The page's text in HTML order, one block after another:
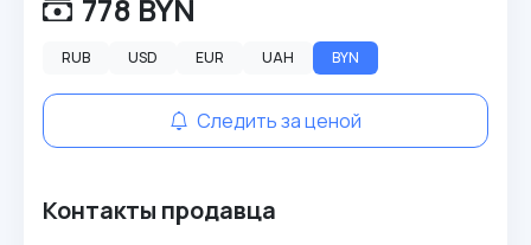
778 BYN
RUB USD EUR UAH BYN
Следить за ценой
Контакты продавца